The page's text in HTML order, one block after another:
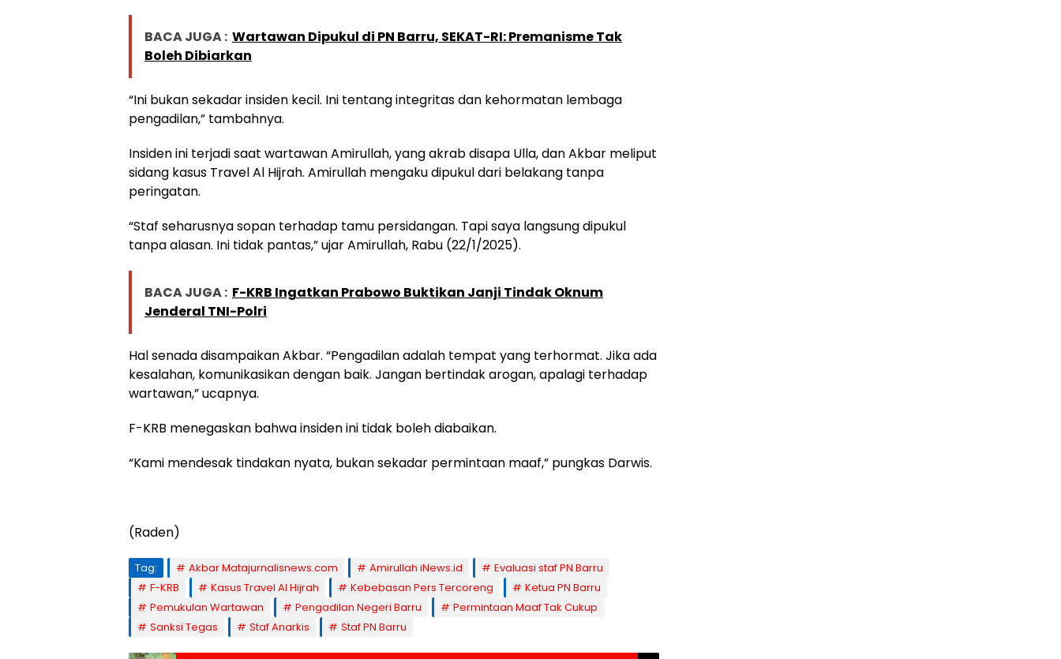
BACA JUGA : Wartawan Dipukul di PN Barru, SEKAT-RI: Premanisme Tak
Boleh Dibiarkan
“Ini bukan sekadar insiden kecil. Ini tentang integritas dan kehormatan lembaga
pengadilan,” tambahnya.
Insiden ini terjadi saat wartawan Amirullah, yang akrab disapa Ulla, dan Akbar meliput
sidang kasus Travel Al Hijrah. Amirullah mengaku dipukul dari belakang tanpa
peringatan.
“Staf seharusnya sopan terhadap tamu persidangan. Tapi saya langsung dipukul
tanpa alasan. Ini tidak pantas,” ujar Amirullah, Rabu (22/1/2025).
BACA JUGA : F-KRB Ingatkan Prabowo Buktikan Janji Tindak Oknum
Jenderal TNI-Polri
Hal senada disampaikan Akbar. “Pengadilan adalah tempat yang terhormat. Jika ada
kesalahan, komunikasikan dengan baik. Jangan bertindak arogan, apalagi terhadap
wartawan,” ucapnya.
F-KRB menegaskan bahwa insiden ini tidak boleh diabaikan.
“Kami mendesak tindakan nyata, bukan sekadar permintaan maaf,” pungkas Darwis.
(Raden)
Tag: Akbar Matajurnalisnews.com Amirullah iNews.id
Evaluasi staf PN Barru
F-KRB
Kasus Travel Al Hijrah Kebebasan Pers Tercoreng
Ketua PN Barru
Pemukulan Wartawan
Pengadilan Negeri Barru
Permintaan Maaf Tak Cukup
Sanksi Tegas
Staf Anarkis Staf PN Barru